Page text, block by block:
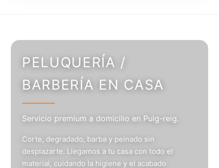
PELUQUERÍA /
BARBERÍA EN CASA
Servicio premium a domicilio en Puig-reig.
Corte, degradado, barba y peinado sin
desplazarte. Llegamos a tu casa con todo el
material, cuidando la higiene y el acabado